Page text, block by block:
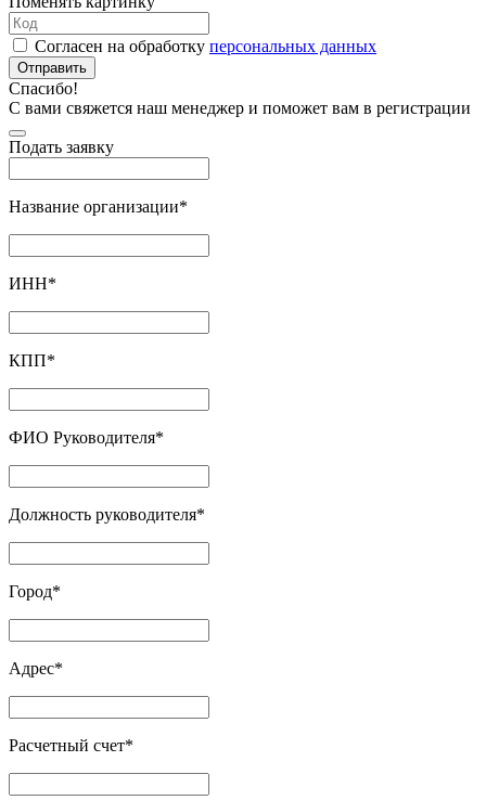
Согласен на обработку персональных данных
Отправить
Спасибо!
С вами свяжется наш менеджер и поможет вам в регистрации
Подать заявку
Название организации*
ИНН*
КПП*
ФИО Руководителя*
Должность руководителя*
Город*
Адрес*
Расчетный счет*